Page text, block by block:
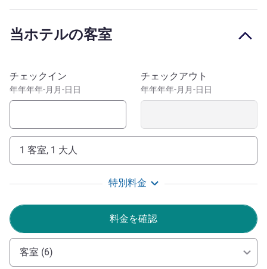
easy access of the main rail and road links. The town
is easily accessible to key business parks including
Brackmills Industrial Estate within 10 Minutes' Drive. For
The Mercure Northampton is easily reached by both Train
and Bus and are within walking distance. Looking to drive
the A45 or A5076 into Northampton town Centre.
In the heart of Northampton town centre, our hotel is an
excellent choice for business, business groups, sporting
groups and leisure visitors to the area. Our passionate and
dedicated team are looking forward to welcoming you.
当ホテルの客室
このホテルを予約
チェックイン
年年年年-月月-日日
チェックアウト
年年年年-月月-日日
1 客室, 1 大人
特別料金
料金を確認
客室 (6)